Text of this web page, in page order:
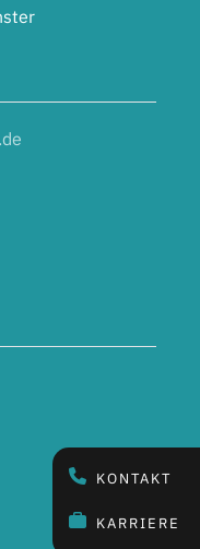
KONTAKT
KARRIERE